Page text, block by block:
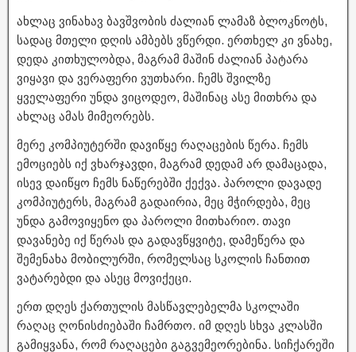
ახლაც ვინახავ ბავშვობის ძალიან ლამაზ ბლოკნოტს,
სადაც მთელი დღის ამბებს ვწერდი. ერთხელ კი ვნახე,
დედა კითხულობდა, მაგრამ მაშინ ძალიან პატარა
ვიყავი და ვერაფერი ვუთხარი. ჩემს შვილზე
ყველაფერი უნდა ვიცოდეო, მაშინაც ასე მითხრა და
ახლაც ამას მიმეორებს.
მერე კომპიუტერში დავიწყე რაღაცების წერა. ჩემს
ემოციებს იქ ვხარჯავდი, მაგრამ დედამ არ დამაცადა,
ისევ დაიწყო ჩემს ნაწერებში ქექვა. პაროლი დავადე
კომპიუტერს, მაგრამ გადაირია, მეც მჭირდება, მეც
უნდა გამოვიყენო და პაროლი მითხარიო. თავი
დავანებე იქ წერას და გადავწყვიტე, დამეწერა და
შემენახა მობილურში, რომელსაც სკოლის ჩანთით
ვატარებდი და ასეც მოვიქეცი.
ერთ დღეს ქართულის მასწავლებელმა სკოლაში
რაღაც ღონისძიებაში ჩამრთო. იმ დღეს სხვა კლასში
გამიყვანა, რომ რაღაცები გაგვემეორებინა. სიჩქარეში